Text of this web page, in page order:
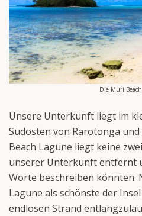
Die Muri
Unsere Unterkunft liegt im
Südosten von Rarotonga
Beach Lagune liegt keine
unserer Unterkunft entfernt
Worte beschreiben könnten.
Lagune als schönste der
endlosen Strand